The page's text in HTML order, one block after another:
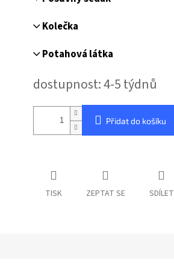
dostupnost: 4-5 týdnů
Přidat do košíku
TISK ZEPTAT SE SDÍLET
Kolečka
Potahová látka